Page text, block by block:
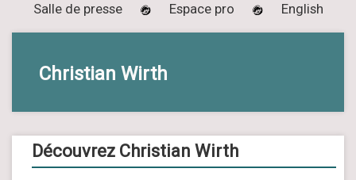
Salle de presse Espace pro English
Christian Wirth
Découvrez Christian Wirth